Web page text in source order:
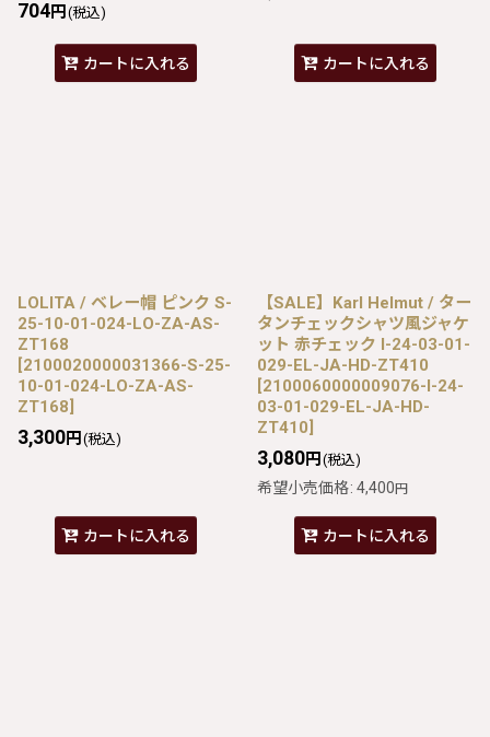
704円 (税込)
カートに入れる カートに入れる
LOLITA / ベレー帽 ピンク S-
25-10-01-024-LO-ZA-AS-
ZT168
[2100020000031366-S-25-
10-01-024-LO-ZA-AS-
ZT168]
3,300円 (税込)
カートに入れる
【SALE】Karl Helmut / ター
タンチェックシャツ風ジャケ
ット 赤チェック I-24-03-01-
029-EL-JA-HD-ZT410
[2100060000009076-I-24-
03-01-029-EL-JA-HD-
ZT410]
3,080円 (税込)
希望小売価格: 4,400円
カートに入れる